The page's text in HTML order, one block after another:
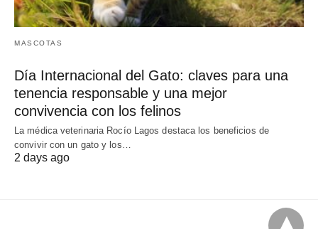
MASCOTAS
Día Internacional del Gato: claves para una
tenencia responsable y una mejor
convivencia con los felinos
La médica veterinaria Rocío Lagos destaca los beneficios de
convivir con un gato y los…
2 days ago